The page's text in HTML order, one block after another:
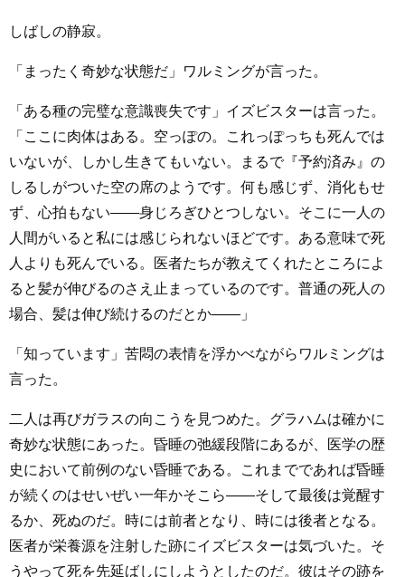
しばしの静寂。
「まったく奇妙な状態だ」ワルミングが言った。
「ある種の完璧な意識喪失です」イズビスターは言った。
「ここに肉体はある。空っぽの。これっぽっちも死んでは
いないが、しかし生きてもいない。まるで『予約済み』の
しるしがついた空の席のようです。何も感じず、消化もせ
ず、心拍もない――身じろぎひとつしない。そこに一人の
人間がいると私には感じられないほどです。ある意味で死
人よりも死んでいる。医者たちが教えてくれたところによ
ると髪が伸びるのさえ止まっているのです。普通の死人の
場合、髪は伸び続けるのだとか――」
「知っています」苦悶の表情を浮かべながらワルミングは
言った。
二人は再びガラスの向こうを見つめた。グラハムは確かに
奇妙な状態にあった。昏睡の弛緩段階にあるが、医学の歴
史において前例のない昏睡である。これまでであれば昏睡
が続くのはせいぜい一年かそこら――そして最後は覚醒す
るか、死ぬのだ。時には前者となり、時には後者となる。
医者が栄養源を注射した跡にイズビスターは気づいた。そ
うやって死を先延ばしにしようとしたのだ。彼はその跡を